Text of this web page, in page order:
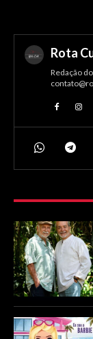
Rota
Redação